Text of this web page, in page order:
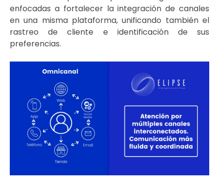
enfocadas a fortalecer la integración de canales
en una misma plataforma, unificando también el
rastreo de cliente e identificación de sus
preferencias.